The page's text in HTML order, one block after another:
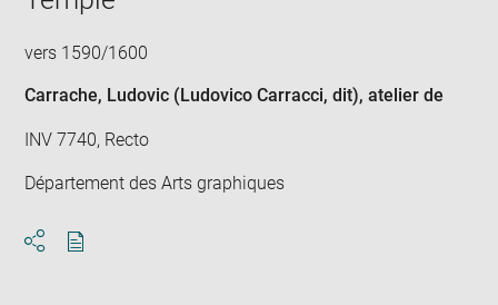
vers 1590/1600
Carrache, Ludovic (Ludovico Carracci, dit), atelier de
INV 7740, Recto
Département des Arts graphiques